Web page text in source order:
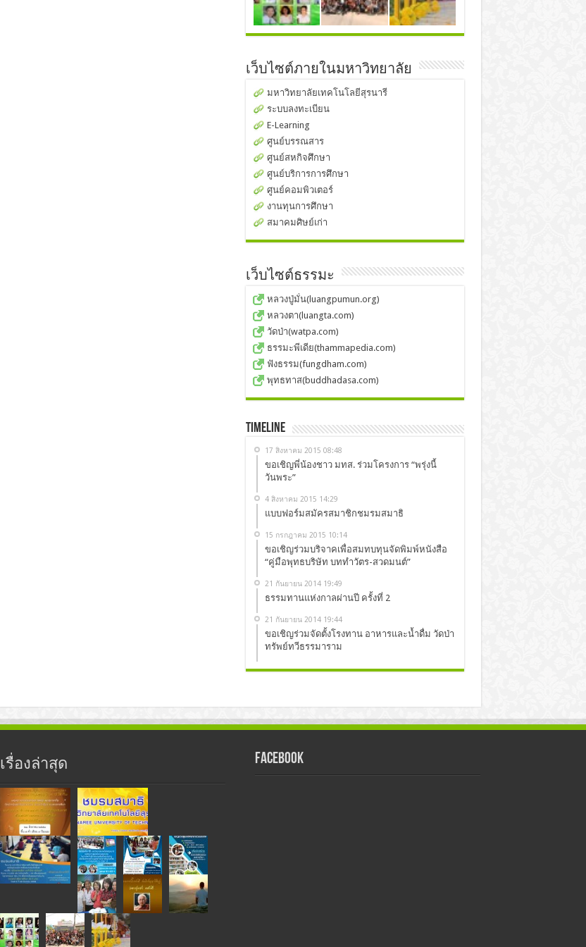
เว็บไซต์ภายในมหาวิทยาลัย
มหาวิทยาลัยเทคโนโลยีสุรนารี
ระบบลงทะเบียน
E-Learning
ศูนย์บรรณสาร
ศูนย์สหกิจศึกษา
ศูนย์บริการการศึกษา
ศูนย์คอมพิวเตอร์
งานทุนการศึกษา
สมาคมศิษย์เก่า
เว็บไซต์ธรรมะ
หลวงปู่มั่น(luangpumun.org)
หลวงตา(luangta.com)
วัดป่า(watpa.com)
ธรรมะพีเดีย(thammapedia.com)
ฟังธรรม(fungdham.com)
พุทธทาส(buddhadasa.com)
Timeline
17 สิงหาคม 2015 08:48
ขอเชิญพี่น้องชาว มทส. ร่วมโครงการ “พรุ่งนี้
วันพระ”
4 สิงหาคม 2015 14:29
แบบฟอร์มสมัครสมาชิกชมรมสมาธิ
15 กรกฎาคม 2015 10:14
ขอเชิญร่วมบริจาคเพื่อสมทบทุนจัดพิมพ์หนังสือ
“คู่มือพุทธบริษัท บททำวัตร-สวดมนต์”
21 กันยายน 2014 19:49
ธรรมทานแห่งกาลผ่านปี ครั้งที่ 2
21 กันยายน 2014 19:44
ขอเชิญร่วมจัดตั้งโรงทาน อาหารและน้ำดื่ม วัดป่า
ทรัพย์ทวีธรรมาราม
เรื่องล่าสุด Facebook